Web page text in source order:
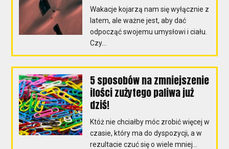
Wakacje kojarzą nam się wyłącznie z
latem, ale ważne jest, aby dać
odpocząć swojemu umysłowi i ciału.
Czy...
5 sposobów na zmniejszenie
ilości zużytego paliwa już
dziś!
Któż nie chciałby móc zrobić więcej w
czasie, który ma do dyspozycji, a w
rezultacie czuć się o wiele mniej...